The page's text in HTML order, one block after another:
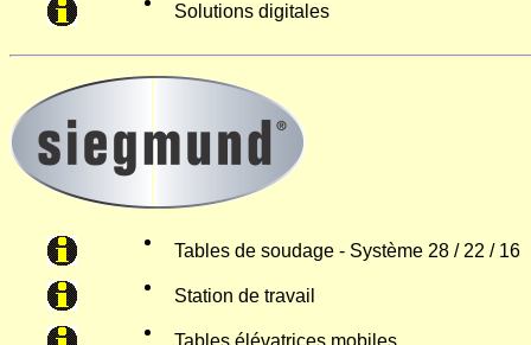
Solutions digitales
Tables de soudage - Système 28 / 22 / 16
Station de travail
Tables élévatrices mobiles